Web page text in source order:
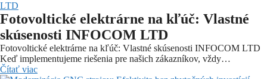
Fotovoltické elektrárne na kľúč: Vlastné
skúsenosti INFOCOM LTD
Fotovoltické elektrárne na kľúč: Vlastné skúsenosti INFOCOM LTD
Keď implementujeme riešenia pre našich zákazníkov, vždy…
Čítať viac